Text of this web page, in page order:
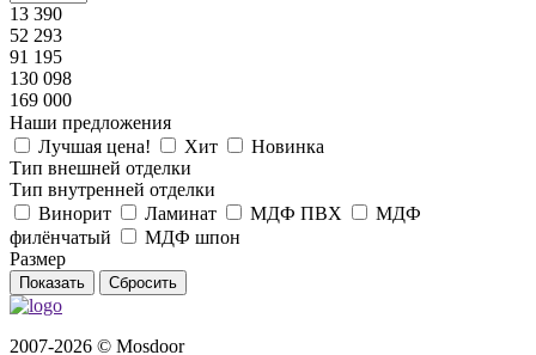
13 390
52 293
91 195
130 098
169 000
Наши предложения
Лучшая цена!
Хит
Новинка
Тип внешней отделки
Тип внутренней отделки
Винорит
Ламинат МДФ ПВХ
МДФ
филёнчатый
МДФ шпон
Размер
Сбросить
2007-2026 © Mosdoor